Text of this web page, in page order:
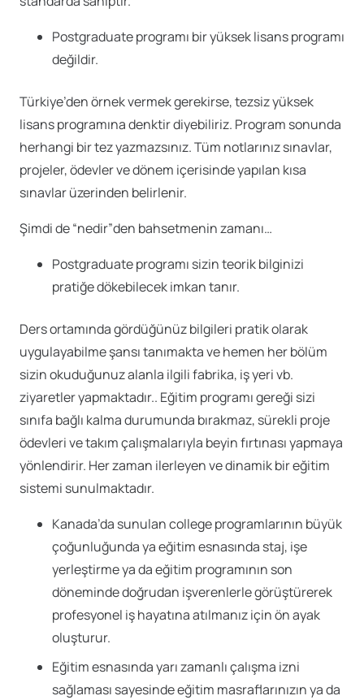
Postgraduate programı bir yüksek lisans programı
değildir.
Türkiye’den örnek vermek gerekirse, tezsiz yüksek
lisans programına denktir diyebiliriz. Program sonunda
herhangi bir tez yazmazsınız. Tüm notlarınız sınavlar,
projeler, ödevler ve dönem içerisinde yapılan kısa
sınavlar üzerinden belirlenir.
Şimdi de “nedir”den bahsetmenin zamanı…
Postgraduate programı sizin teorik bilginizi
pratiğe dökebilecek imkan tanır.
Ders ortamında gördüğünüz bilgileri pratik olarak
uygulayabilme şansı tanımakta ve hemen her bölüm
sizin okuduğunuz alanla ilgili fabrika, iş yeri vb.
ziyaretler yapmaktadır.. Eğitim programı gereği sizi
sınıfa bağlı kalma durumunda bırakmaz, sürekli proje
ödevleri ve takım çalışmalarıyla beyin fırtınası yapmaya
yönlendirir. Her zaman ilerleyen ve dinamik bir eğitim
sistemi sunulmaktadır.
Kanada’da sunulan college programlarının büyük
çoğunluğunda ya eğitim esnasında staj, işe
yerleştirme ya da eğitim programının son
döneminde doğrudan işverenlerle görüştürerek
profesyonel iş hayatına atılmanız için ön ayak
oluşturur.
Eğitim esnasında yarı zamanlı çalışma izni
sağlaması sayesinde eğitim masraflarınızın ya da